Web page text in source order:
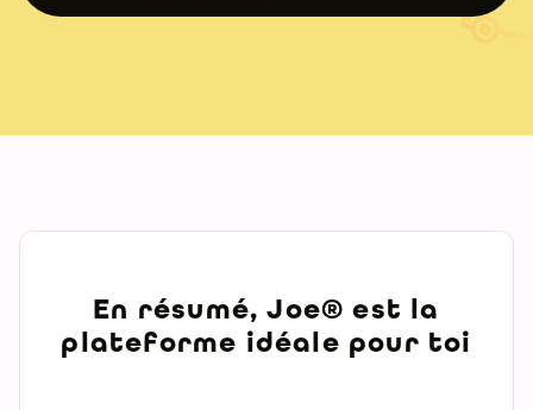
En résumé, Joe® est la
plateforme idéale pour toi